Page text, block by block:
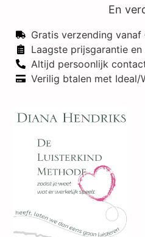
En
Gratis verzending
Laagste prijsgarantie
Altijd persoonlijk
Verilig btalen met Ideal/